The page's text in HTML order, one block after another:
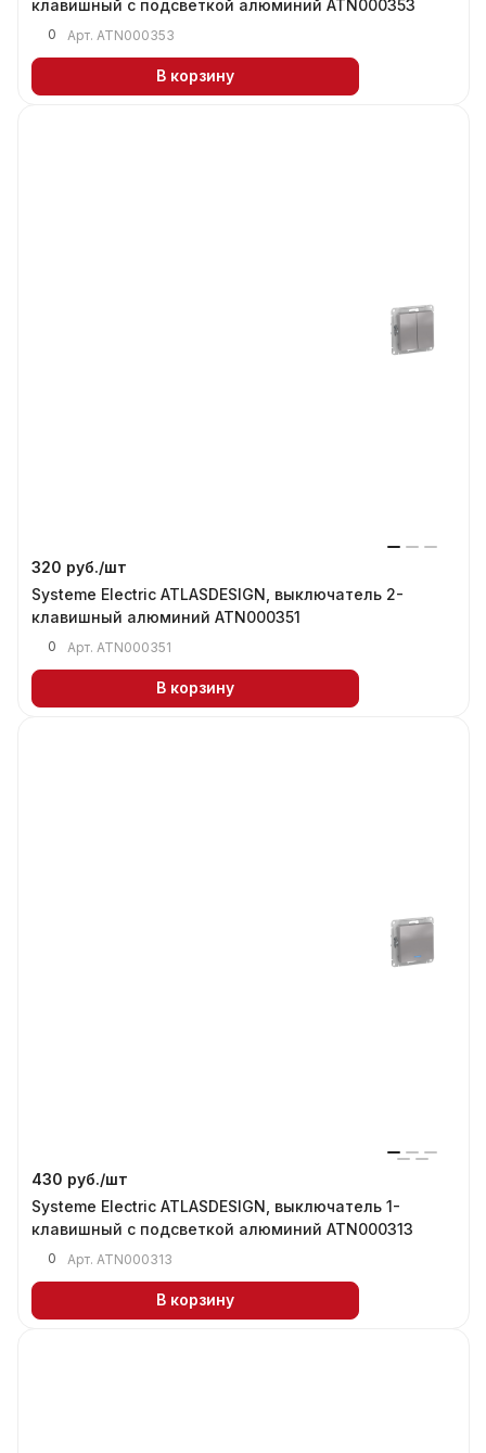
клавишный с подсветкой алюминий ATN000353
0 Арт. ATN000353
В корзину
320 руб./шт
Systeme Electric ATLASDESIGN, выключатель 2-
клавишный алюминий ATN000351
0 Арт. ATN000351
В корзину
430 руб./шт
Systeme Electric ATLASDESIGN, выключатель 1-
клавишный с подсветкой алюминий ATN000313
0 Арт. ATN000313
В корзину